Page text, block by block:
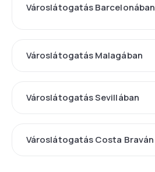
Városlátogatás Barcelonában
Városlátogatás Malagában
Városlátogatás Sevillában
Városlátogatás Costa Braván